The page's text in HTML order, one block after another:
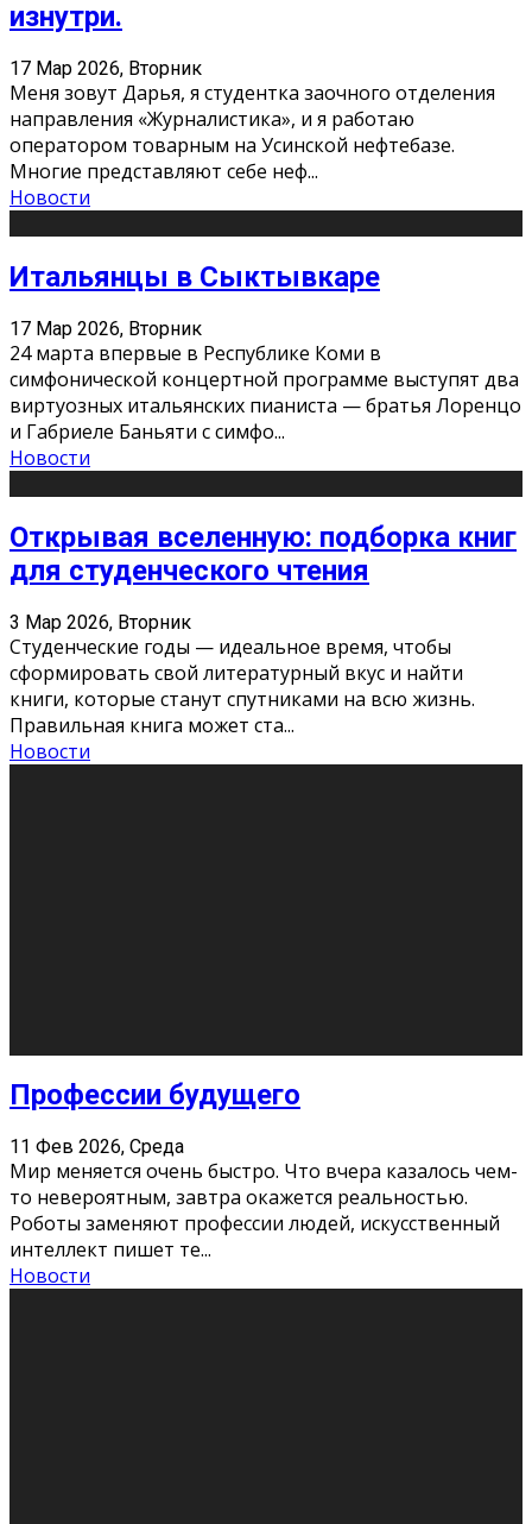
изнутри.
17 Мар 2026, Вторник
Меня зовут Дарья, я студентка заочного отделения
направления «Журналистика», и я работаю
оператором товарным на Усинской нефтебазе.
Многие представляют себе неф...
Новости
Итальянцы в Сыктывкаре
17 Мар 2026, Вторник
24 марта впервые в Республике Коми в
симфонической концертной программе выступят два
виртуозных итальянских пианиста — братья Лоренцо
и Габриеле Баньяти с симфо...
Новости
Открывая вселенную: подборка книг
для студенческого чтения
3 Мар 2026, Вторник
Студенческие годы — идеальное время, чтобы
сформировать свой литературный вкус и найти
книги, которые станут спутниками на всю жизнь.
Правильная книга может ста...
Новости
Как бороться со стрессом
11 Фев 2026, Среда
Стресс – нормальная реакция организма, когда
факторов, воздействующих на твой организм
больше, чем ресурсов. Есть советы, как бороться со
стрессовым состояни
Новости